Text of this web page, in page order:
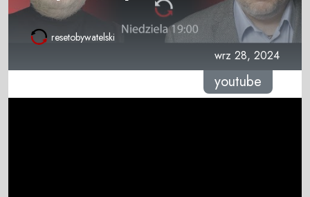
resetobywatelski
wrz 28, 2024
youtube